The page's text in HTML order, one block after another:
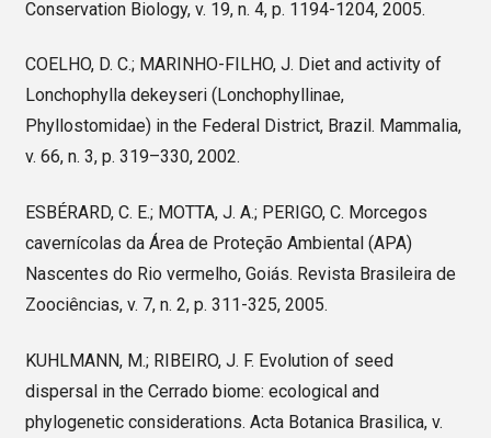
Conservation Biology, v. 19, n. 4, p. 1194-1204, 2005.
COELHO, D. C.; MARINHO-FILHO, J. Diet and activity of
Lonchophylla dekeyseri (Lonchophyllinae,
Phyllostomidae) in the Federal District, Brazil. Mammalia,
v. 66, n. 3, p. 319–330, 2002.
ESBÉRARD, C. E.; MOTTA, J. A.; PERIGO, C. Morcegos
cavernícolas da Área de Proteção Ambiental (APA)
Nascentes do Rio vermelho, Goiás. Revista Brasileira de
Zoociências, v. 7, n. 2, p. 311-325, 2005.
KUHLMANN, M.; RIBEIRO, J. F. Evolution of seed
dispersal in the Cerrado biome: ecological and
phylogenetic considerations. Acta Botanica Brasilica, v.